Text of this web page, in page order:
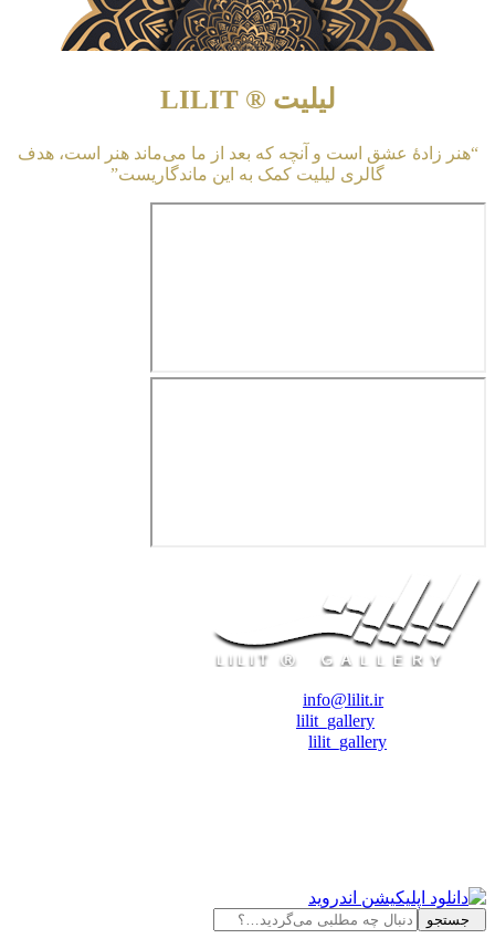
لیلیت ® LILIT
“هنر زادهٔ عشق است و آنچه که بعد از ما می‌ماند هنر است، هدف
گالری لیلیت کمک به این ماندگاریست”
info@lilit.ir
lilit_gallery
lilit_gallery
جستجو